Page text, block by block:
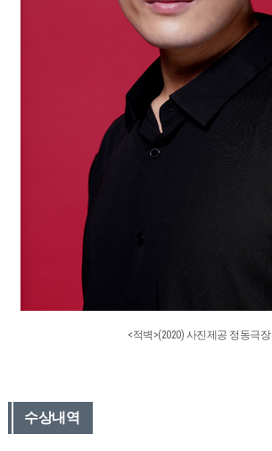
<적벽>(2020) 사진제공 정동극장
수상내역